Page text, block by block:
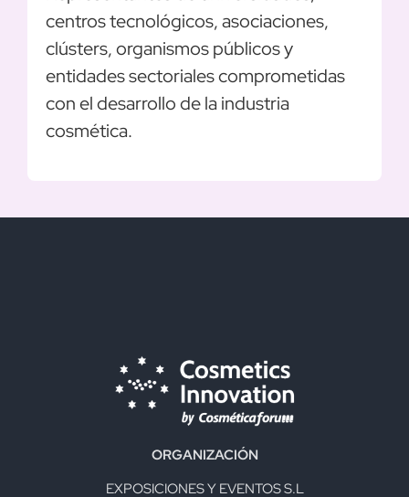
centros tecnológicos, asociaciones,
clústers, organismos públicos y
entidades sectoriales comprometidas
con el desarrollo de la industria
cosmética.
ORGANIZACIÓN
EXPOSICIONES Y EVENTOS S.L